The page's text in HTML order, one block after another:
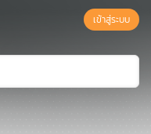
เข้าสู่ระบบ